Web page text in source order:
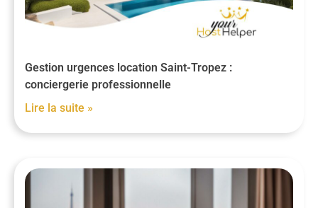
Gestion urgences location Saint-Tropez :
conciergerie professionnelle
Lire la suite »